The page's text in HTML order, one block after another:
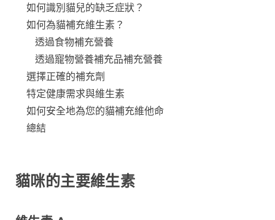
如何識別貓兒的缺乏症狀？
如何為貓補充維生素？
透過食物補充營養
透過寵物營養補充品補充營養
選擇正確的補充劑
特定健康需求與維生素
如何安全地為您的貓補充維他命
總結
貓咪的主要維生素